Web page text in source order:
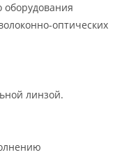
оборудования
оптических
линзой.